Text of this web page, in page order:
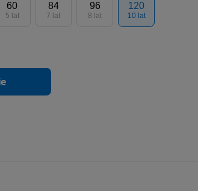
60
5 lat
84
7 lat
96
8 lat
120
10 lat